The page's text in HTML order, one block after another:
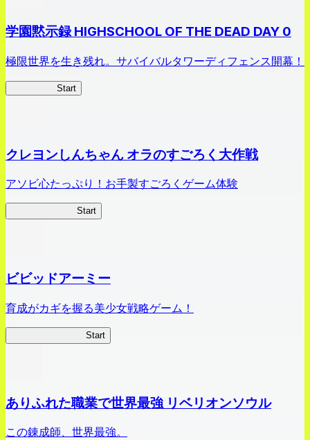
学園黙示録 HIGHSCHOOL OF THE DEAD DAY 0
極限世界を生き残れ。サバイバルタワーディフェンス開幕！
Start
クレヨンしんちゃん オラのすごろく大作戦
アソビ心たっぷり！お手製すごろくゲーム体験
Start
ビビッドアーミー
育成がカギを握る美少女戦略ゲーム！
Start
ありふれた職業で世界最強 リベリオンソウル
この錬成師、世界最強。